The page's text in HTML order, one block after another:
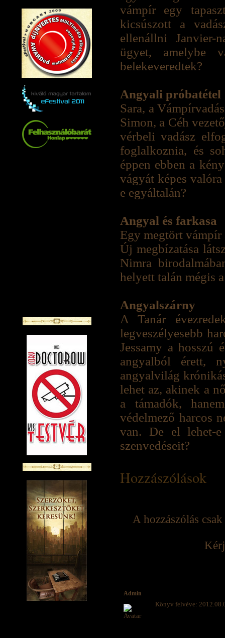
vámpír egy
kicsúszott a
ellenállni Janvier-
ügyet, amelybe
belekeveredtek?
Angyali próbatétel
Sara, a
Simon, a Céh
vérbeli vadász
foglalkoznia, és
éppen ebben a
vágyát képes
e egyáltalán?
Angyal és farkasa
Egy megtört vámpír
Új megbízatása
Nimra
helyett talán mégis
Angyalszárny
A Tanár
legveszélyesebb
Jessamy a hosszú
angyalból érett,
angyalvilág
lehet az, akinek a
a támadók,
védelmező harcos
van. De el lehet-
szenvedéseit?
Hozzászólások
A hozzászólás
Admin
Könyv felvéve: